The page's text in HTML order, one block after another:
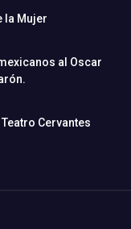
la Mujer
al Oscar
Cervantes